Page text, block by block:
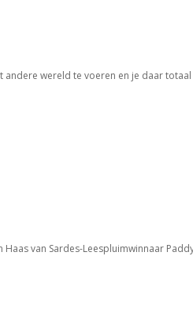
wereld te voeren en je daar
van Sardes-Leespluimwinnaar